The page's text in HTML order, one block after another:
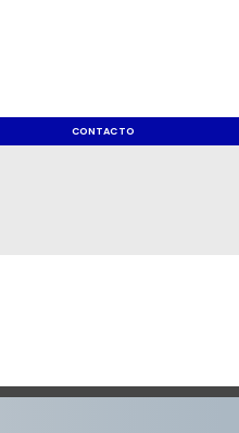
CONTACTO